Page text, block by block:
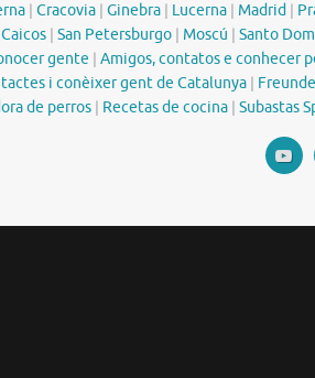
Cracovia Ginebra Lucerna Madrid
San Petersburgo Moscú Santo
gente Amigos, contatos e conhecer
i conèixer gent de Catalunya
de perros Recetas de cocina Subastas